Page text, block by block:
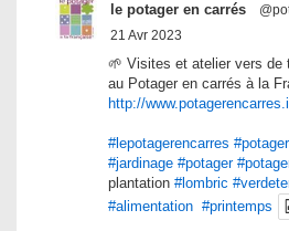
le potager en carrés
21 Avr 2023
🌱 Visites et atelier vers de
au Potager en carrés à la
http://
#lepotagerencarres
#jardinage #potager
plantation #lombric
#alimentation #printemps